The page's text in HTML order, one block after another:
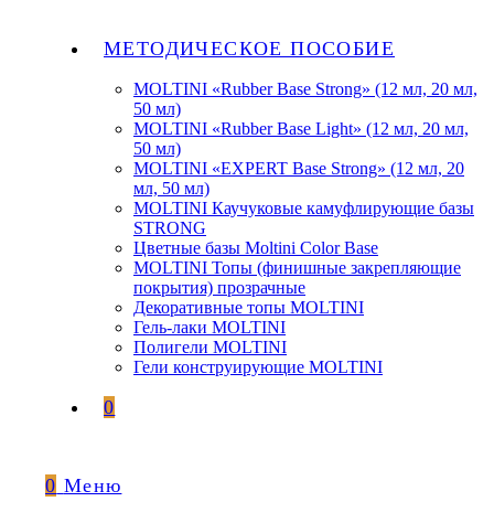
МЕТОДИЧЕСКОЕ ПОСОБИЕ
MOLTINI «Rubber Base Strong» (12 мл, 20 мл,
50 мл)
MOLTINI «Rubber Base Light» (12 мл, 20 мл,
50 мл)
MOLTINI «EXPERT Base Strong» (12 мл, 20
мл, 50 мл)
MOLTINI Каучуковые камуфлирующие базы
STRONG
Цветные базы Moltini Color Base
MOLTINI Топы (финишные закрепляющие
покрытия) прозрачные
Декоративные топы MOLTINI
Гель-лаки MOLTINI
Полигели MOLTINI
Гели конструирующие MOLTINI
0
0 Меню